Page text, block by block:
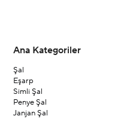
Ana Kategoriler
Şal
Eşarp
Simli Şal
Penye Şal
Janjan Şal